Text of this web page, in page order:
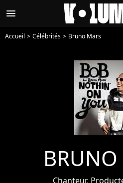
menu
Accueil Célébrités Bruno Mars
Chanteur,